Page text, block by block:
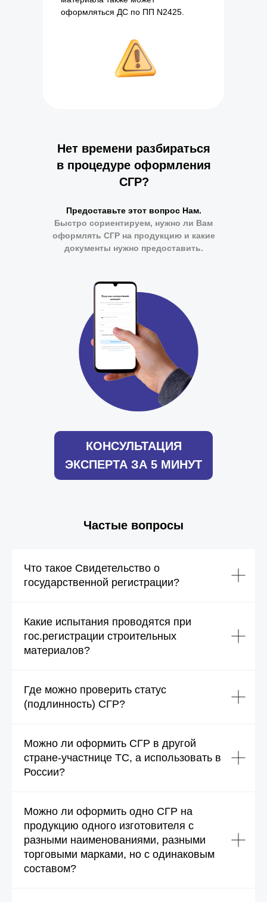
оформляться ДС по ПП N2425.
Нет времени разбираться
в процедуре оформления
СГР?
Предоставьте этот вопрос Нам.
Быстро сориентируем, нужно ли В ам
оформлять СГР на продукцию и какие
документы нужно предоставить.
КОНСУЛЬТАЦИЯ
ЭКСПЕРТА ЗА 5 МИНУТ
Частые вопросы
Что такое Свидетельство о
государственной регистрации?
Какие испытания проводятся при
гос.регистрации строительных
материалов?
Где можно проверить статус
(подлинность) СГР?
Можно ли оформить СГР в другой
стране-участнице ТС, а использовать в
России?
Можно ли оформить одно СГР на
продукцию одного изготовителя с
разными наименованиями, разными
торговыми марками, но с одинаковым
составом?